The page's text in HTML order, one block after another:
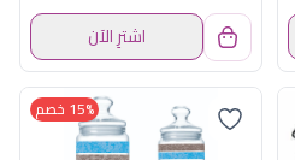
اشترِ الآن
15% خصم